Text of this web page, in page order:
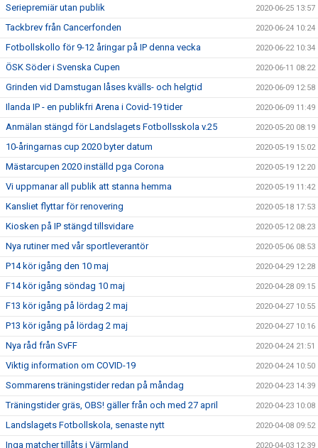
Seriepremiär utan publik 2020-06-25 13:57
Tackbrev från Cancerfonden 2020-06-24 10:24
Fotbollskollo för 9-12 åringar på IP denna vecka 2020-06-22 10:34
ÖSK Söder i Svenska Cupen 2020-06-11 08:22
Grinden vid Damstugan låses kvälls- och helgtid 2020-06-09 12:58
Ilanda IP - en publikfri Arena i Covid-19 tider 2020-06-09 11:49
Anmälan stängd för Landslagets Fotbollsskola v.25 2020-05-20 08:19
10-åringarnas cup 2020 byter datum 2020-05-19 15:02
Mästarcupen 2020 inställd pga Corona 2020-05-19 12:20
Vi uppmanar all publik att stanna hemma 2020-05-19 11:42
Kansliet flyttar för renovering 2020-05-18 17:53
Kiosken på IP stängd tillsvidare 2020-05-12 08:23
Nya rutiner med vår sportleverantör 2020-05-06 08:53
P14 kör igång den 10 maj 2020-04-29 12:28
F14 kör igång söndag 10 maj 2020-04-28 09:15
F13 kör igång på lördag 2 maj 2020-04-27 10:55
P13 kör igång på lördag 2 maj 2020-04-27 10:16
Nya råd från SvFF 2020-04-24 21:51
Viktig information om COVID-19 2020-04-24 10:50
Sommarens träningstider redan på måndag 2020-04-23 14:39
Träningstider gräs, OBS! gäller från och med 27 april 2020-04-23 10:08
Landslagets Fotbollskola, senaste nytt 2020-04-08 09:52
Inga matcher tillåts i Värmland 2020-04-03 12:39